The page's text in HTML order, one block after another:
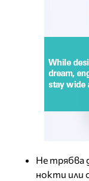
Не трябва
нокти или